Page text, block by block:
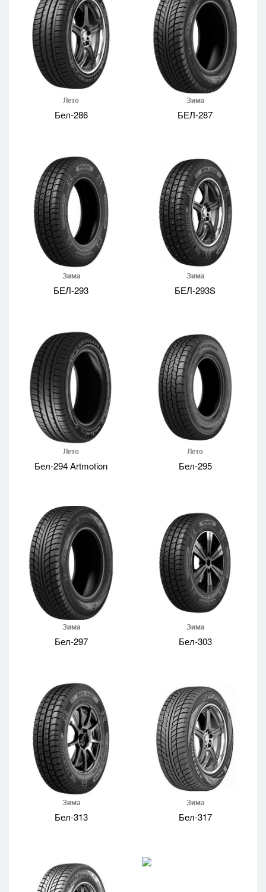
Лето
Бел-286
Зима
БЕЛ-287
Зима
БЕЛ-293
Зима
БЕЛ-293S
Лето
Бел-294 Artmotion
Лето
Бел-295
Зима
Бел-297
Зима
Бел-303
Зима
Бел-313
Зима
Бел-317